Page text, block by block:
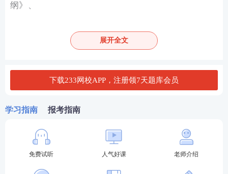
纲》、
其中，初级中学和高级中学的《综合素质考试大纲》
展开全文
下载233网校APP，注册领7天题库会员
学习指南 报考指南
免费试听 人气好课 老师介绍